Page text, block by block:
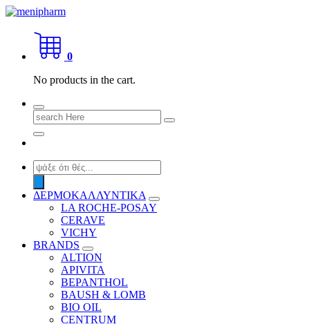
Skip
content
shop 2 easily
0
No products in the cart.
Search
for:
Products
search
ΔΕΡΜΟΚΑΛΛΥΝΤΙΚΑ
LA ROCHE-POSAY
CERAVE
VICHY
BRANDS
ALTION
APIVITA
BEPANTHOL
BAUSH & LOMB
BIO OIL
CENTRUM